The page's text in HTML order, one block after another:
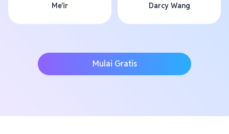
Me'ir Darcy Wang
Mulai Gratis